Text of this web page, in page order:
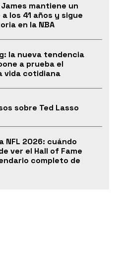
mantiene un
los 41 años y sigue
en la NBA
la nueva tendencia
a prueba el
vida cotidiana
sobre Ted Lasso
NFL 2026: cuándo
ver el Hall of Fame
completo de